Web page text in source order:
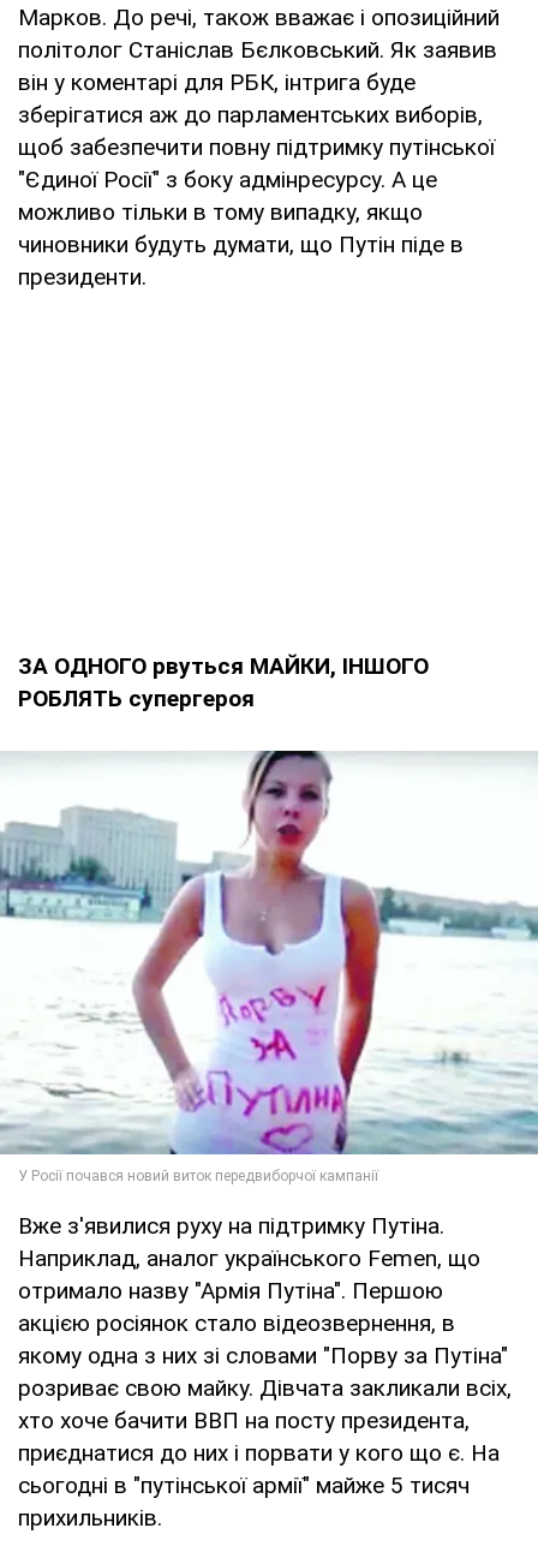
Марков. До речі, також вважає і опозиційний
політолог Станіслав Бєлковський. Як заявив
він у коментарі для РБК, інтрига буде
зберігатися аж до парламентських виборів,
щоб забезпечити повну підтримку путінської
"Єдиної Росії" з боку адмінресурсу. А це
можливо тільки в тому випадку, якщо
чиновники будуть думати, що Путін піде в
президенти.
ЗА ОДНОГО рвуться МАЙКИ, ІНШОГО
РОБЛЯТЬ супергероя
Вже з'явилися руху на підтримку Путіна.
Наприклад, аналог українського Femen, що
отримало назву "Армія Путіна". Першою
акцією росіянок стало відеозвернення, в
якому одна з них зі словами "Порву за Путіна"
розриває свою майку. Дівчата закликали всіх,
хто хоче бачити ВВП на посту президента,
приєднатися до них і порвати у кого що є. На
сьогодні в "путінської армії" майже 5 тисяч
прихильників.